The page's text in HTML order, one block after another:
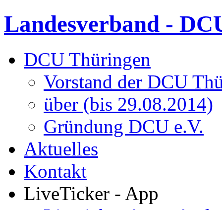
Landesverband -
DCU Thüringen
Vorstand der DCU
über (bis 29.08.2014)
Gründung DCU e.V.
Aktuelles
Kontakt
LiveTicker - App